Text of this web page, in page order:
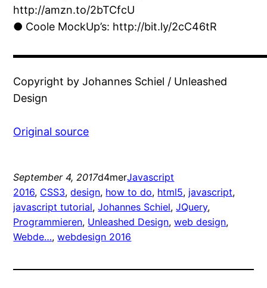
http://amzn.to/2bTCfcU
● Coole MockUp’s: http://bit.ly/2cC46tR
Copyright by Johannes Schiel / Unleashed
Design
Original source
September 4, 2017d4merJavascript
2016, CSS3, design, how to do, html5, javascript
javascript tutorial, Johannes Schiel, JQuery
Programmieren, Unleashed Design, web design
Webde…, webdesign 2016